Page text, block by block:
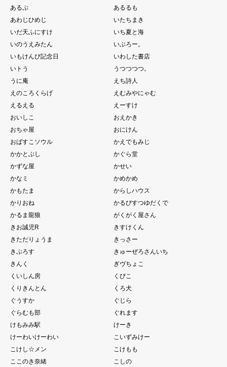
あるぷ
あるるも
あわじひめじ
いたちまき
いだ天ふにすけ
いち夏と海
いのうえみたん
いぶろー。
いもけんぴ記念日
いわした書店
いトう
うつつつつ。
うに庵
えち詩人
えのころくらげ
えむみやにゃむ
えるえる
えーすけ
おいしこ
おえかき
おちゃ屋
おにけん
おばすこソウル
かえでもみじ
かかとぶし
かぐら堂
かずな屋
かせい
かなミ
かめかめ
かもたま
からしハウス
かりおね
かるぴすつゆだくで
かるま龍狼
がくがく屋さん
きお誠児R
きすけくん
きただりょうま
きっさー
きぷろす
きゅーぜろさんいち
きんく
ぎヴちょこ
くいしん房
くぴこ
くりきんとん
くろ犬
ぐうすか
ぐじら
ぐらむも部
ぐれます
けもみみ駅
けーき
けーわいけーわい
こいずみけー
こけし☆メン
こけもも
ここのき奈緒
こしの